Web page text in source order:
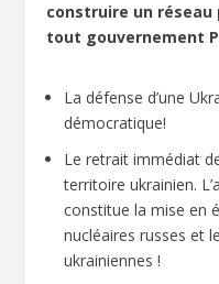
construire un réseau
tout gouvernement
La défense d’une
démocratique!
Le retrait immédiat
territoire ukrainien.
constitue la mise en
nucléaires russes et
ukrainiennes !